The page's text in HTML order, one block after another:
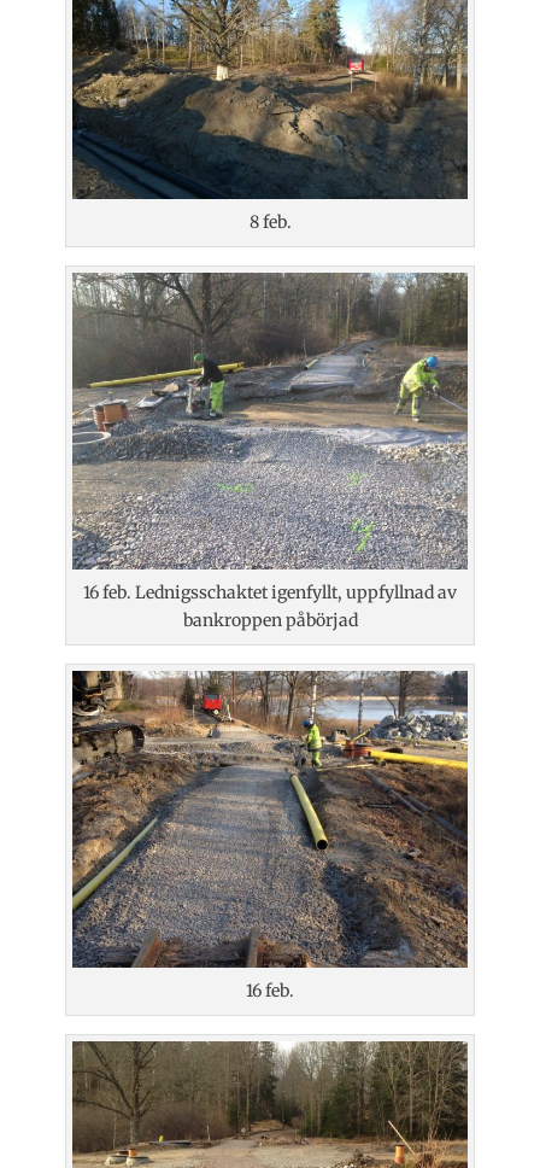
8 feb.
16 feb. Lednigsschaktet igenfyllt, uppfyllnad av
bankroppen påbörjad
16 feb.